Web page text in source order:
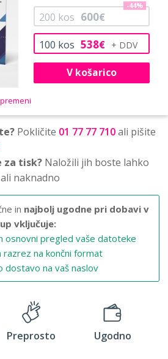
100 kos 538€
200 kos 600€
-44%
V košarico
Pokličite 01 77 77 710ali pišite
za tisk? Naložili jih boste lahko
naknadno
in najbolj ugodne pri dobavi v
vključuje:
osnovni pregled vaše datoteke
razrez na končni format
dostavo na vaš naslov
Preprosto Ugodno